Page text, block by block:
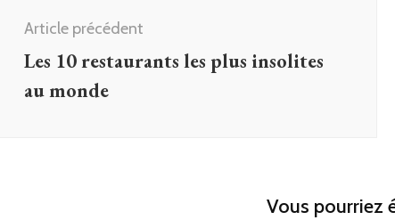
d'article
Article précédent
Les 10 restaurants les plus insolites
au monde
Vous pourriez